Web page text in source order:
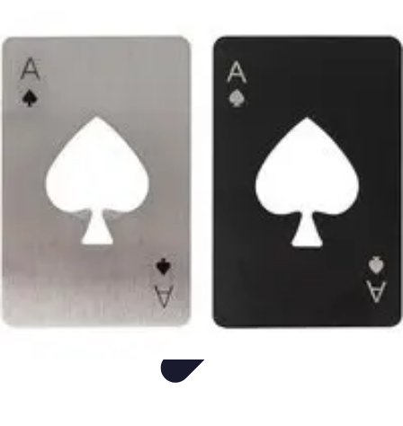
AbonnementsPersonnalisation